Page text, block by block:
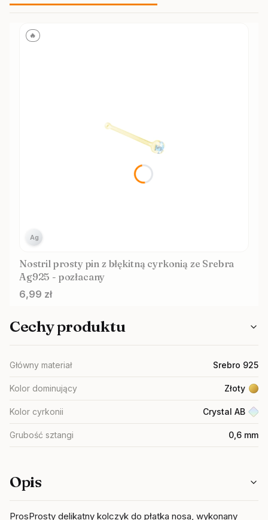
🔥
Ag
Nostril prosty pin z błękitną cyrkonią ze Srebra
Ag925 - pozłacany
Cena
6,99 zł
Cechy produktu
Główny materiał Srebro 925
Kolor dominujący Złoty
Kolor cyrkonii Crystal AB
Grubość sztangi 0,6 mm
Opis
ProsProsty delikatny kolczyk do płatka nosa, wykonany